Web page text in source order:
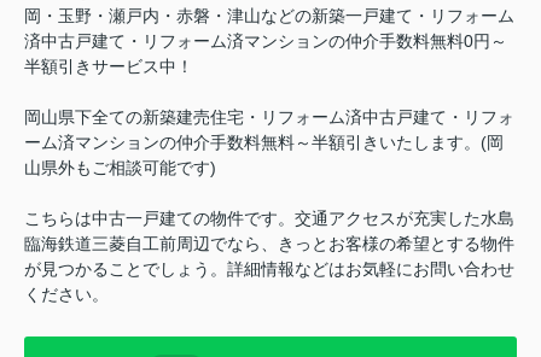
岡・玉野・瀬戸内・赤磐・津山などの新築一戸建て・リフォーム
済中古戸建て・リフォーム済マンションの仲介手数料無料0円～
半額引きサービス中！
岡山県下全ての新築建売住宅・リフォーム済中古戸建て・リフォ
ーム済マンションの仲介手数料無料～半額引きいたします。(岡
山県外もご相談可能です)
こちらは中古一戸建ての物件です。交通アクセスが充実した水島
臨海鉄道三菱自工前周辺でなら、きっとお客様の希望とする物件
が見つかることでしょう。詳細情報などはお気軽にお問い合わせ
ください。